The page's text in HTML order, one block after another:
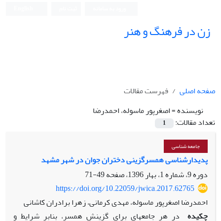
زن در فرهنگ و هنر
صفحه اصلی
فهرست مقالات
نویسنده =اصغرپور ماسوله، احمدرضا
تعداد مقالات:
1
جامعه شناسی
پدیدارشناسی همسرگزینی دختران جوان در شهر مشهد
دوره 9، شماره 1، بهار 1396، صفحه
49-71
https://doi.org/10.22059/jwica.2017.62765
احمدرضا اصغرپور ماسوله، مهدی کرمانی، زهرا برادران کاشانی
چکیده در هر جامعه‏ای برای گزینش همسر، بنا‌بر شرایط و